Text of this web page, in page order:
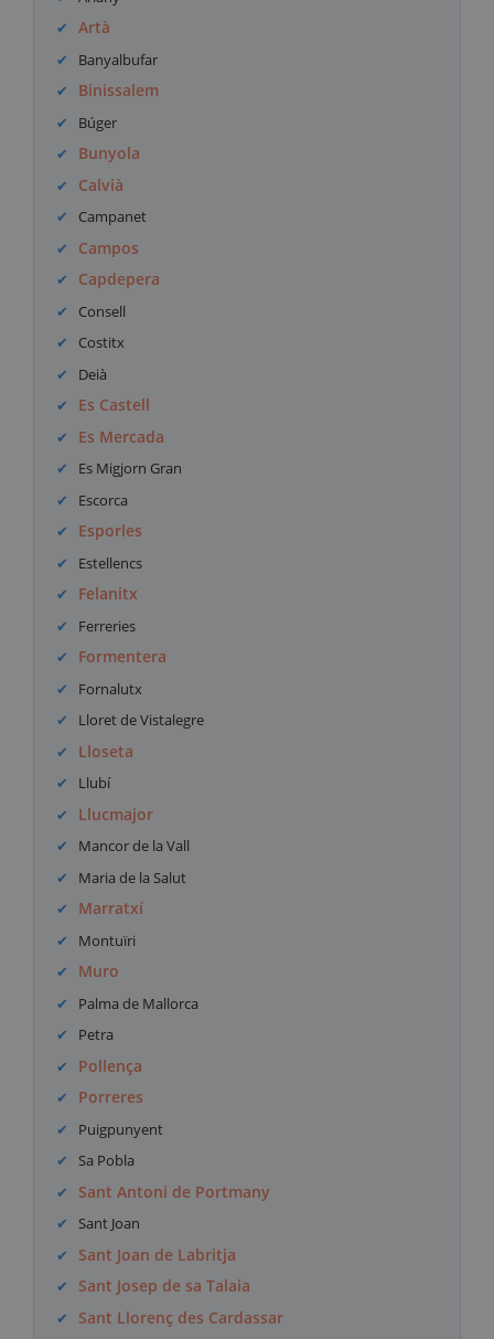
Artà
Banyalbufar
Binissalem
Búger
Bunyola
Calvià
Campanet
Campos
Capdepera
Consell
Costitx
Deià
Es Castell
Es Mercada
Es Migjorn Gran
Escorca
Esporles
Estellencs
Felanitx
Ferreries
Formentera
Fornalutx
Lloret de Vistalegre
Lloseta
Llubí
Llucmajor
Mancor de la Vall
Maria de la Salut
Marratxí
Montuïri
Muro
Palma de Mallorca
Petra
Pollença
Porreres
Puigpunyent
Sa Pobla
Sant Antoni de Portmany
Sant Joan
Sant Joan de Labritja
Sant Josep de sa Talaia
Sant Llorenç des Cardassar